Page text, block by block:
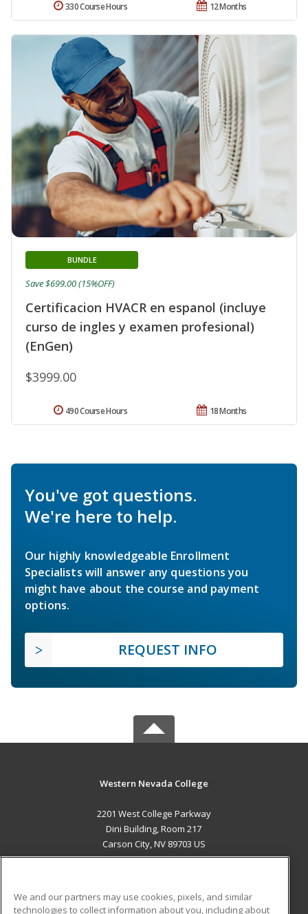
12 Months
330 Course Hours
Certificacion HVACR en espanol (incluye
curso de ingles y examen profesional)
(EnGen)
BUNDLE
$3999.00
Save $699.00 (15%OFF)
18 Months
490 Course Hours
You've got questions.
We're here to help.
Our highly knowledgeable Enrollment
Specialists will answer any questions you
might have about the course and payment
options.
REQUEST INFO
Western Nevada College
2201 West College Parkway
Dini Building, Room 217
Carson City, NV 89703 US
We and our partners may use cookies, pixels, and similar
technologies to collect information about you, including about